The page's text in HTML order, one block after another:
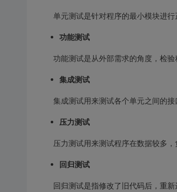
单元测试是针对程序的最小模块进行
功能测试
功能测试是从外部需求的角度，检验
集成测试
集成测试用来测试各个单元之间的接
压力测试
压力测试用来测试程序在数据较多，
回归测试
回归测试是指修改了旧代码后，重新